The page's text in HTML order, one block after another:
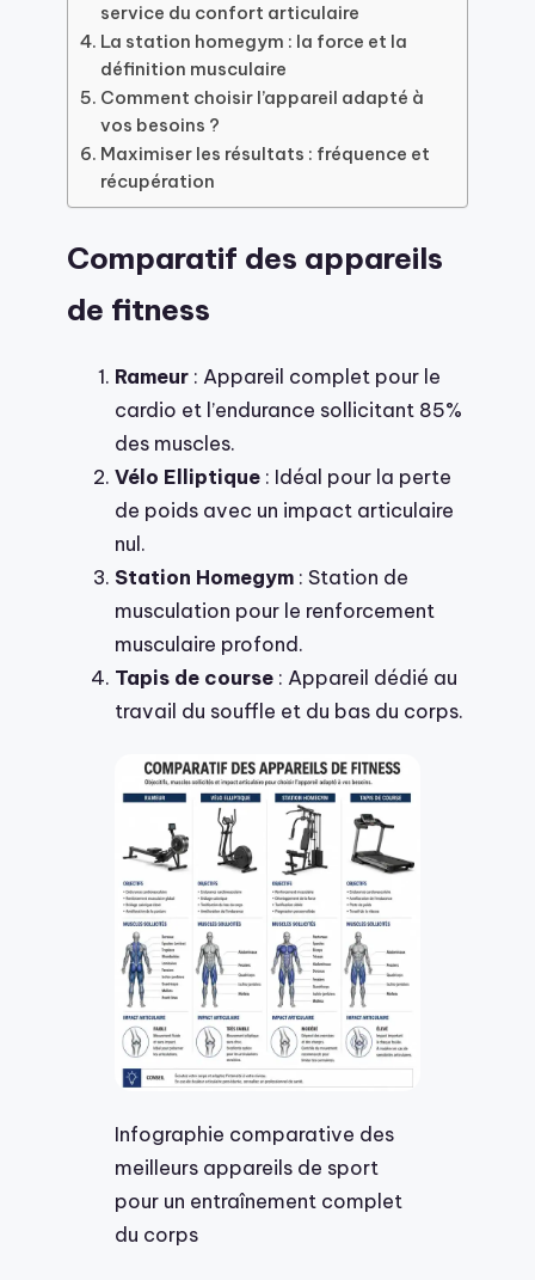
service du confort articulaire
La station homegym : la force et la
définition musculaire
Comment choisir l’appareil adapté à
vos besoins ?
Maximiser les résultats : fréquence et
récupération
Comparatif des appareils
de fitness
Rameur : Appareil complet pour le
cardio et l’endurance sollicitant 85%
des muscles.
Vélo Elliptique : Idéal pour la perte
de poids avec un impact articulaire
nul.
Station Homegym : Station de
musculation pour le renforcement
musculaire profond.
Tapis de course : Appareil dédié au
travail du souffle et du bas du corps.
Infographie comparative des
meilleurs appareils de sport
pour un entraînement complet
du corps